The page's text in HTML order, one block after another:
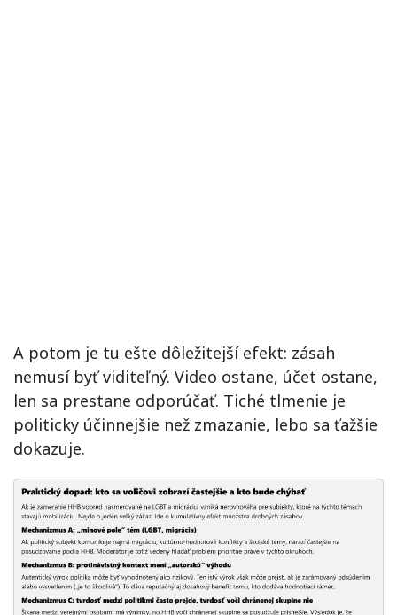
A potom je tu ešte dôležitejší efekt: zásah
nemusí byť viditeľný. Video ostane, účet ostane,
len sa prestane odporúčať. Tiché tlmenie je
politicky účinnejšie než zmazanie, lebo sa ťažšie
dokazuje.